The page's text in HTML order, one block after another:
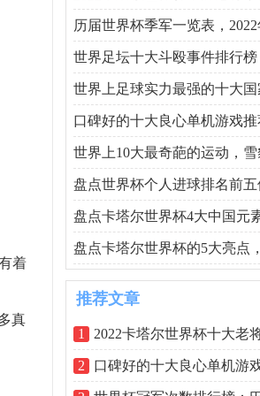
着
真
历届世界杯季军一览表，
世界足坛十大斗殴事件排行
世界上足球实力最强的十大
口碑好的十大良心单机游戏
世界上10大最奇葩的运动，雪
盘点世界杯个人进球排名前
盘点卡塔尔世界杯4大中国元
盘点卡塔尔世界杯的5大亮点
推荐文章
1 2022卡塔尔世界杯十大老将，梅
2 口碑好的十大良心单机游戏推荐